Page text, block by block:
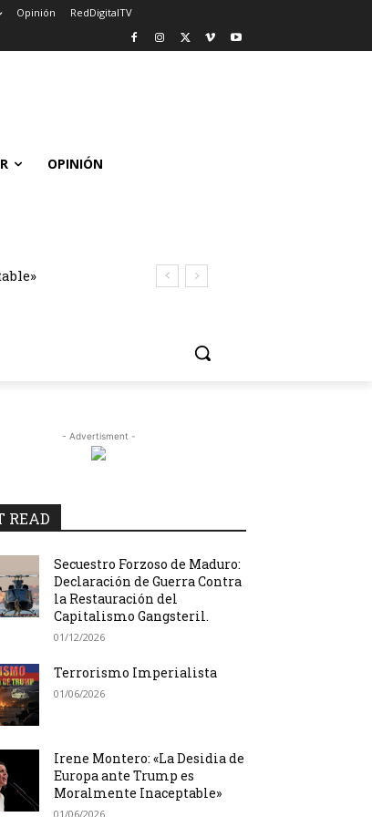
Opinión RedDigitalTV
OPINIÓN
- Advertisment -
READ
Secuestro Forzoso de Maduro:
Declaración de Guerra Contra
la Restauración del
Capitalismo Gangsteril.
01/12/2026
Terrorismo Imperialista
01/06/2026
Irene Montero: «La Desidia de
Europa ante Trump es
Moralmente Inaceptable»
01/06/2026